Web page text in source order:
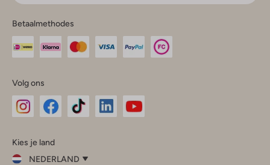
Betaalmethodes
Volg ons
InstagramFacebook
Kies je land
NEDERLAND